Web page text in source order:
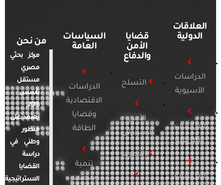
العلاقات
الدولية
الدراسات
الآسيوية
الدراسات
الأفريقية
الدراسات
قضايا
الأمن
والدفاع
التسلح
الأمن
السيبراني
التطرف
السياسات
العامة
الدراسات
الاقتصادية
وقضايا
الطاقة
تنمية
ومجتمع
من نحن
مركز بحثي
مصري
مستقل
تأسس
2018.
يعتمد على
منظور
وطني في
دراسة
القضايا
الاستراتيجية